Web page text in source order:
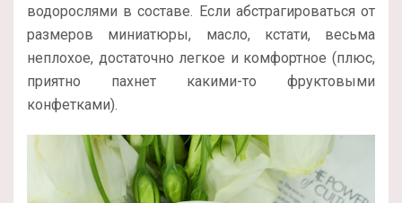
водорослями в составе. Если абстрагироваться от
размеров миниатюры, масло, кстати, весьма
неплохое, достаточно легкое и комфортное (плюс,
приятно пахнет какими-то фруктовыми
конфетками).